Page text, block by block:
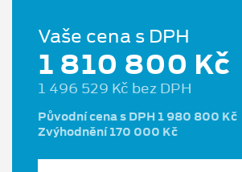
Vaše cena s DPH
1 810 800 Kč
1 496 529 Kč bez DPH
Původní cena s DPH 1 980 800 Kč
Zvýhodnění 170 000 Kč